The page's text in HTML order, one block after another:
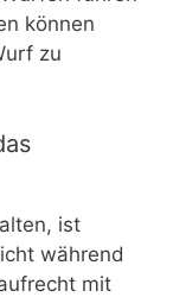
können
zu
ist
während
mit